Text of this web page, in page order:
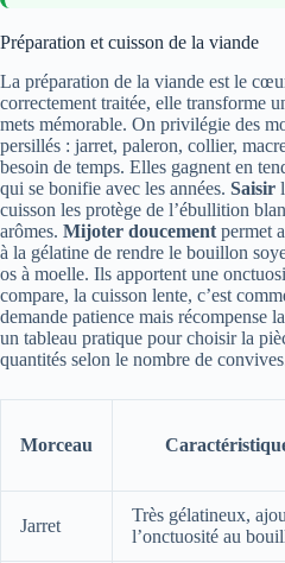
Préparation et cuisson de la viande
La préparation de la viande est le
correctement traitée, elle transforme
mets mémorable. On privilégie des
persillés : jarret, paleron, collier,
besoin de temps. Elles gagnent en
qui se bonifie avec les années. Saisir
cuisson les protège de l’ébullition
arômes. Mijoter doucement permet
à la gélatine de rendre le bouillon
os à moelle. Ils apportent une
compare, la cuisson lente, c’est
demande patience mais récompense
un tableau pratique pour choisir la
quantités selon le nombre de
Morceau
Jarret
Très gélatineux,
l’onctuosité au